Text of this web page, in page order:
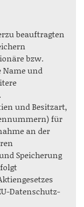
beauftragten
bzw.
und
und Besitzart,
für
an der
Speicherung
Datenschutz-